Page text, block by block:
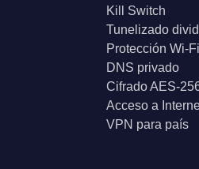
Kill Switch
Tunelizado
Protección Wi-Fi
DNS privado
Cifrado AES-
Acceso a
VPN para país